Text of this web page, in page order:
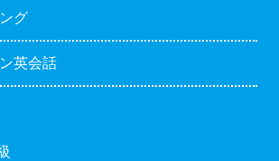
グ
英会話